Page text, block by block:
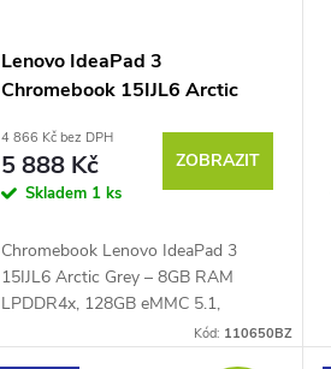
Lenovo IdeaPad 3
Chromebook 15IJL6 Arctic
4 866 Kč bez DPH
5 888 Kč
Skladem 1 ks
ZOBRAZIT
Chromebook Lenovo IdeaPad 3
15IJL6 Arctic Grey – 8GB RAM
LPDDR4x, 128GB eMMC 5.1,
dvoujádrový Intel® Celeron®
Kód: 110650BZ